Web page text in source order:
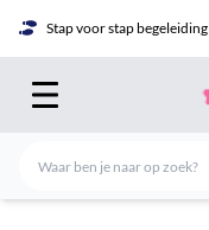
Stap voor stap begeleiding